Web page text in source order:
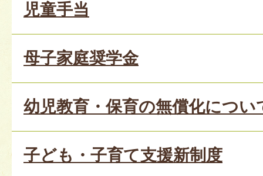
児童手当
母子家庭奨学金
幼児教育・保育の無償化につい
子ども・子育て支援新制度